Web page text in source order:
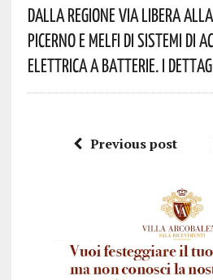
Dalla Regione Via Libera
Picerno E Melfi Di Sistemi Di
Elettrica A Batterie. I
Previous post